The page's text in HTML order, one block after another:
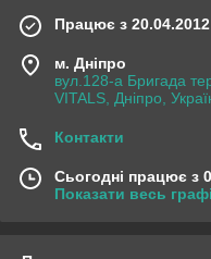
Працює з 20.04.2012
м. Дніпро
вул.128-а Бригада
VITALS, Дніпро,
Контакти
Сьогодні працює з
Показати весь